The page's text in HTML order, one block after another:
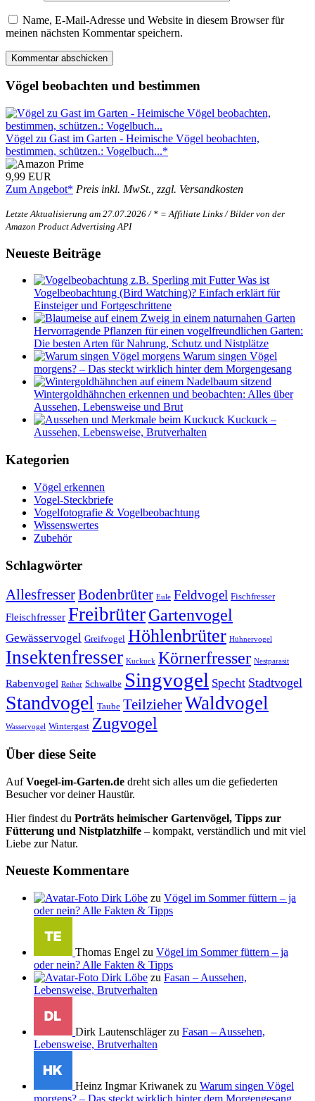
Name, E-Mail-Adresse und Website in diesem Browser für
meinen nächsten Kommentar speichern.
Vögel beobachten und bestimmen
Vögel zu Gast im Garten - Heimische Vögel beobachten,
bestimmen, schützen.: Vogelbuch...*
9,99 EUR
Zum Angebot* Preis inkl. MwSt., zzgl. Versandkosten
Letzte Aktualisierung am 27.07.2026 / * = Affiliate Links / Bilder von der
Amazon Product Advertising API
Neueste Beiträge
Was ist
Vogelbeobachtung (Bird Watching)? Einfach erklärt für
Einsteiger und Fortgeschrittene
Hervorragende Pflanzen für einen vogelfreundlichen Garten:
Die besten Arten für Nahrung, Schutz und Nistplätze
Warum singen Vögel
morgens? – Das steckt wirklich hinter dem Morgengesang
Wintergoldhähnchen erkennen und beobachten: Alles über
Aussehen, Lebensweise und Brut
Kuckuck –
Aussehen, Lebensweise, Brutverhalten
Kategorien
Vögel erkennen
Vogel-Steckbriefe
Vogelfotografie & Vogelbeobachtung
Wissenswertes
Zubehör
Schlagwörter
AllesfresserBodenbrüter Eule Feldvogel Fischfresser
Fleischfresser FreibrüterGartenvogel
Gewässervogel Greifvogel Höhlenbrüter Hühnervogel
Insektenfresser Kuckuck Körnerfresser Nestparasit
Rabenvogel Reiher Schwalbe Singvogel Specht Stadtvogel
Standvogel Taube TeilzieherWaldvogel
Wasservogel Wintergast Zugvogel
Über diese Seite
AufVoegel-im-Garten.de dreht sich alles um die gefiederten
Besucher vor deiner Haustür.
Hier findest du Porträts heimischer Gartenvögel, Tipps zur
Fütterung und Nistplatzhilfe – kompakt, verständlich und mit viel
Liebe zur Natur.
Neueste Kommentare
Dirk Löbe zu Vögel im Sommer füttern – ja
oder nein? Alle Fakten & Tipps
Thomas Engel zu Vögel im Sommer füttern – ja
oder nein? Alle Fakten & Tipps
Dirk Löbe zu Fasan – Aussehen,
Lebensweise, Brutverhalten
Dirk Lautenschläger zu Fasan – Aussehen,
Lebensweise, Brutverhalten
Heinz Ingmar Kriwanek zu Warum singen Vögel